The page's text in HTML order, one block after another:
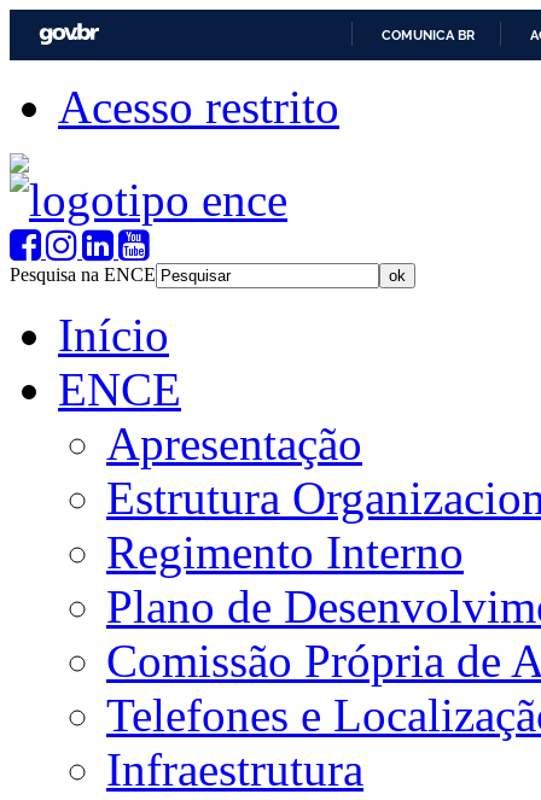
COMUNICA BR
Acesso restrito
Pesquisa na ENCE
Início
ENCE
Apresentação
Estrutura
Regimento Interno
Plano de
Comissão Própria de
Telefones e
Infraestrutura